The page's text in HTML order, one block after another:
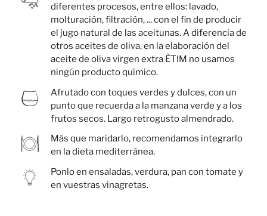
diferentes procesos, entre ellos: lavado,
molturación, filtración, ... con el fin de producir
el jugo natural de las aceitunas. A diferencia de
otros aceites de oliva, en la elaboración del
aceite de oliva virgen extra ÈTIM no usamos
ningún producto químico.
Afrutado con toques verdes y dulces, con un
punto que recuerda a la manzana verde y a los
frutos secos. Largo retrogusto almendrado.
Más que maridarlo, recomendamos integrarlo
en la dieta mediterránea.
Ponlo en ensaladas, verdura, pan con tomate y
en vuestras vinagretas.